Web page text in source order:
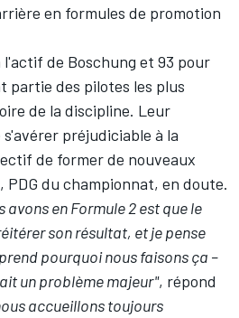
en formules de promotion
l'actif de Boschung et 93 pour
partie des pilotes les plus
de la discipline. Leur
préjudiciable à la
de former de nouveaux
PDG du championnat, en doute.
avons en Formule 2 est que le
son résultat, et je pense
pourquoi nous faisons ça –
un problème majeur", répond
accueillons toujours